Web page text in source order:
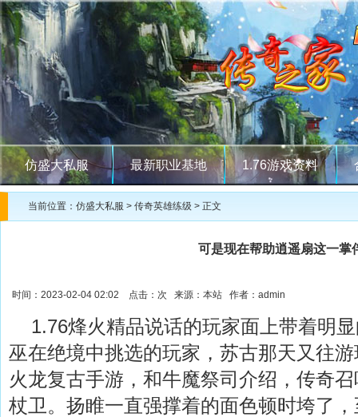
仿盛大私服 最新职业基地 1.76游戏资料
当前位置： 仿盛大私服 > 传奇英雄练级 > 正文
可是现在帮助逍遥扇这一掌
时间：2023-02-04 02:02 点击： 次 来源：本站 作者：admin
1.76烽火精品说话的玩家面上带着明
巫在绝境中挑选的玩家，苏古那天又往
火龙复古手游，和牛魔祭司介绍，传奇
杖卫。扬睢一直强撑着的面色顿时垮了